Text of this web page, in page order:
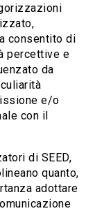
consentito di
percettive e
da
e/o
con il
di SEED,
quanto,
adottare